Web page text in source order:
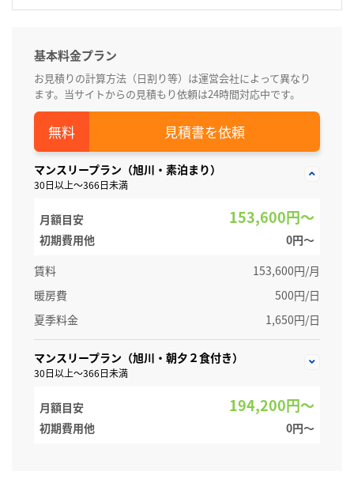
基本料金プラン
お見積りの計算方法（日割り等）は運営会社によって異なり
ます。当サイトからの見積もり依頼は24時間対応中です。
見積書を依頼
マンスリープラン（旭川・素泊まり）
30日以上～366日未満
月額目安 153,600円～
初期費用他
0円〜
賃料
153,600円/月
暖房費
500円/日
夏季料金
1,650円/日
マンスリープラン（旭川・朝夕２食付き）
30日以上～366日未満
月額目安 194,200円～
初期費用他 0円〜